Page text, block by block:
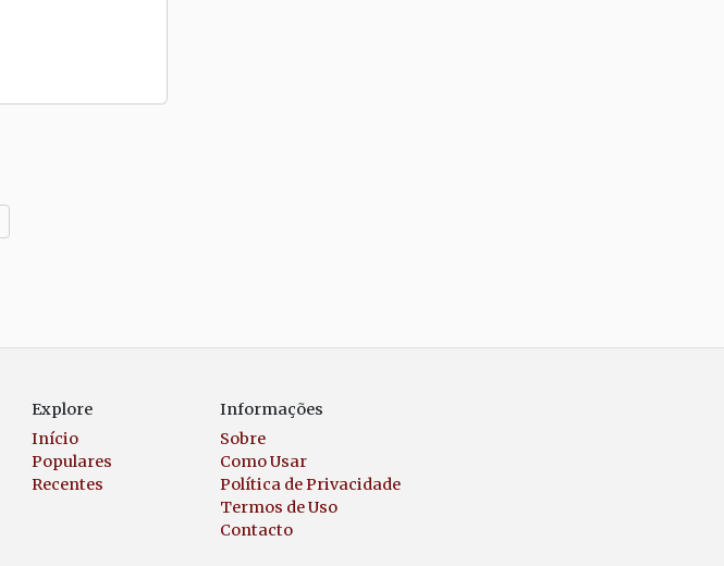
Explore
Início
Populares
Recentes
Informações
Sobre
Como Usar
Política de Privacidade
Termos de Uso
Contacto